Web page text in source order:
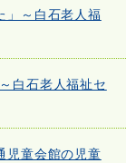
」～白石老人福
白石老人福祉セ
童会館の児童